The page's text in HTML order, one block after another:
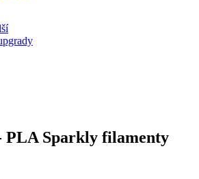
PLA Sparkly filamenty